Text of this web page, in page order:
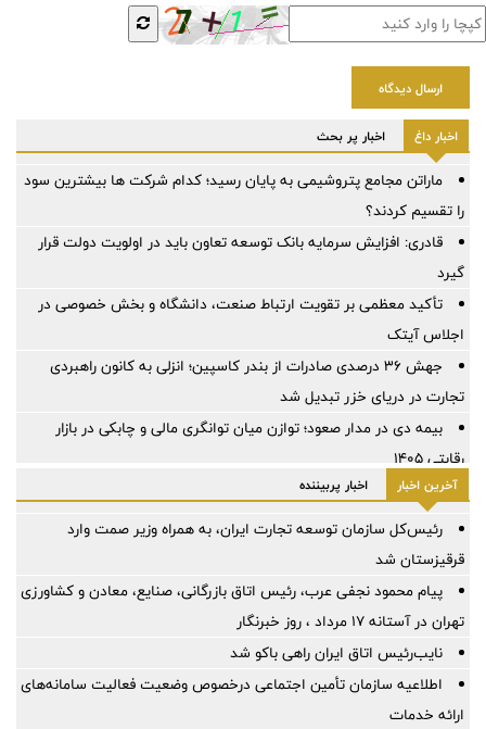
ارسال دیدگاه
اخبار داغ اخبار پر بحث
ماراتن مجامع پتروشیمی به پایان رسید؛ کدام شرکت ها بیشترین سود
را تقسیم کردند؟
قادری: افزایش سرمایه بانک توسعه تعاون باید در اولویت دولت قرار
گیرد
تأکید معظمی بر تقویت ارتباط صنعت، دانشگاه و بخش خصوصی در
اجلاس آیتک
جهش ۳۶ درصدی صادرات از بندر کاسپین؛ انزلی به کانون راهبردی
تجارت در دریای خزر تبدیل شد
بیمه دی در مدار صعود؛ توازن میان توانگری مالی و چابکی در بازار
رقابتی ۱۴۰۵
آخرین اخبار اخبار پربیننده
رئیس‌کل سازمان توسعه تجارت ایران، به همراه وزیر صمت وارد
قرقیزستان شد
پیام محمود نجفی عرب، رئیس اتاق بازرگانی، صنایع، معادن و کشاورزی
تهران در آستانه 17 مرداد ، روز خبرنگار
نایب‌رئیس اتاق ایران راهی باکو شد
اطلاعیه سازمان تأمین اجتماعی درخصوص وضعیت فعالیت سامانه‌های
ارائه خدمات